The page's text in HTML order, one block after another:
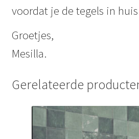
voordat je de tegels in
Groetjes,
Mesilla.
Gerelateerde